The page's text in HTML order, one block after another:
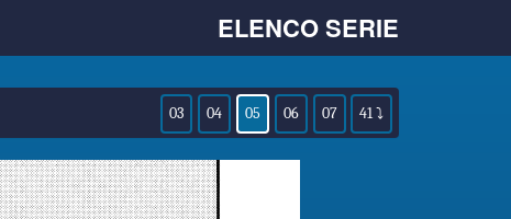
ELENCO SERIE
03 04 05 06 07 41 ⤵